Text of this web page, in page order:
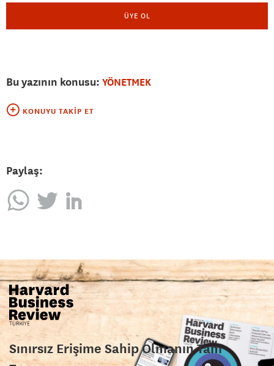
ÜYE OL
Bu yazının konusu: YÖNETMEK
KONUYU TAKIP ET
Paylaş:
Sınırsız Erişime Sahip Olmanın Tam